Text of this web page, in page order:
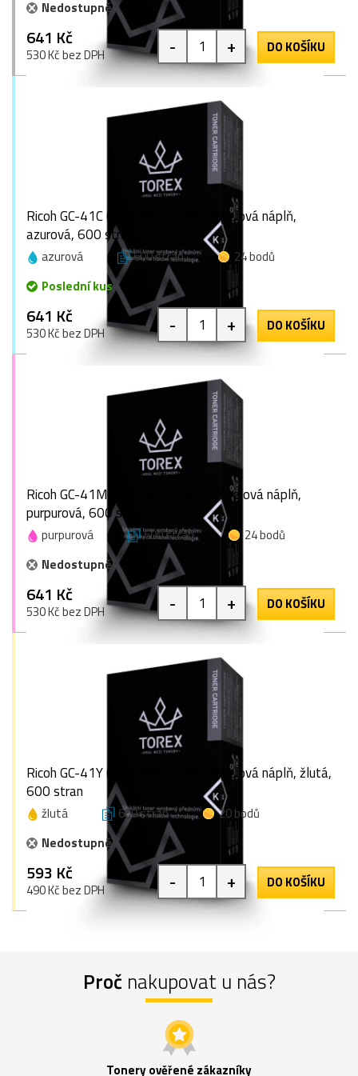
Nedostupné
641 Kč
530 Kč bez DPH - + DO KOŠÍKU
Ricoh GC-41C (405766), TOREX® gelová náplň,
azurová, 600 stran
azurová 600 stran
24 bodů
Poslední kus
641 Kč
530 Kč bez DPH - + DO KOŠÍKU
Ricoh GC-41M (405767), TOREX® gelová náplň,
purpurová, 600 stran
purpurová 600 stran
24 bodů
Nedostupné
641 Kč
530 Kč bez DPH - + DO KOŠÍKU
Ricoh GC-41Y (405768), TOREX® gelová náplň, žlutá,
600 stran
žlutá 600 stran
20 bodů
Nedostupné
593 Kč
490 Kč bez DPH - + DO KOŠÍKU
Proč nakupovat u nás?
Tonery ověřené zákazníky